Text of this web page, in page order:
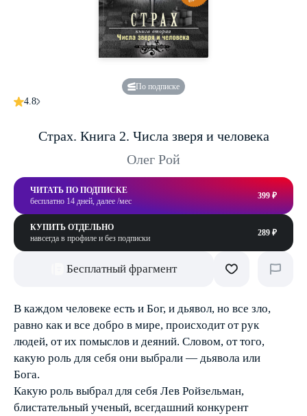
По подписке
4.8
Страх. Книга 2. Числа зверя и человека
Олег Рой
ЧИТАТЬ ПО ПОДПИСКЕ
бесплатно 14 дней, далее /мес
399 ₽
КУПИТЬ ОТДЕЛЬНО
навсегда в профиле и без подписки
289 ₽
Бесплатный фрагмент
В каждом человеке есть и Бог, и дьявол, но все зло,
равно как и все добро в мире, происходит от рук
людей, от их помыслов и деяний. Словом, от того,
какую роль для себя они выбрали — дьявола или
Бога.
Какую роль выбрал для себя Лев Ройзельман,
блистательный ученый, всегдашний конкурент